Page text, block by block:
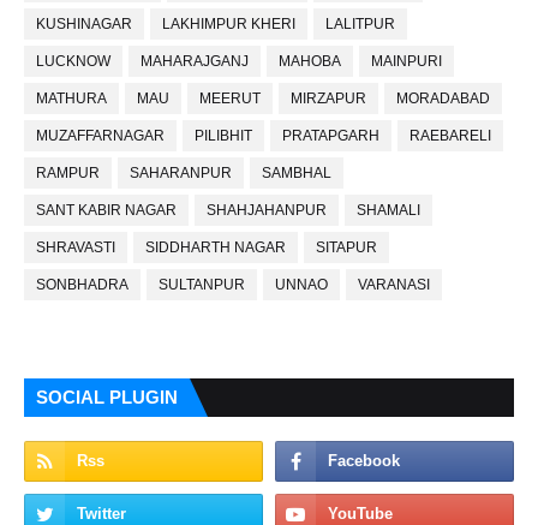
KUSHINAGAR LAKHIMPUR KHERI LALITPUR
LUCKNOW MAHARAJGANJ MAHOBA MAINPURI
MATHURA MAU MEERUT MIRZAPUR MORADABAD
MUZAFFARNAGAR PILIBHIT PRATAPGARH RAEBARELI
RAMPUR SAHARANPUR SAMBHAL
SANT KABIR NAGAR SHAHJAHANPUR SHAMALI
SHRAVASTI SIDDHARTH NAGAR SITAPUR
SONBHADRA SULTANPUR UNNAO VARANASI
SOCIAL PLUGIN